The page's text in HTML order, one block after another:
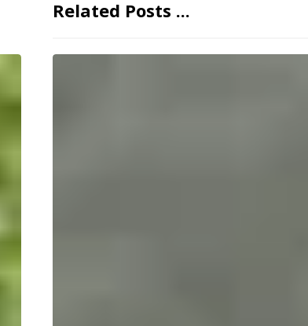
Related Posts ...